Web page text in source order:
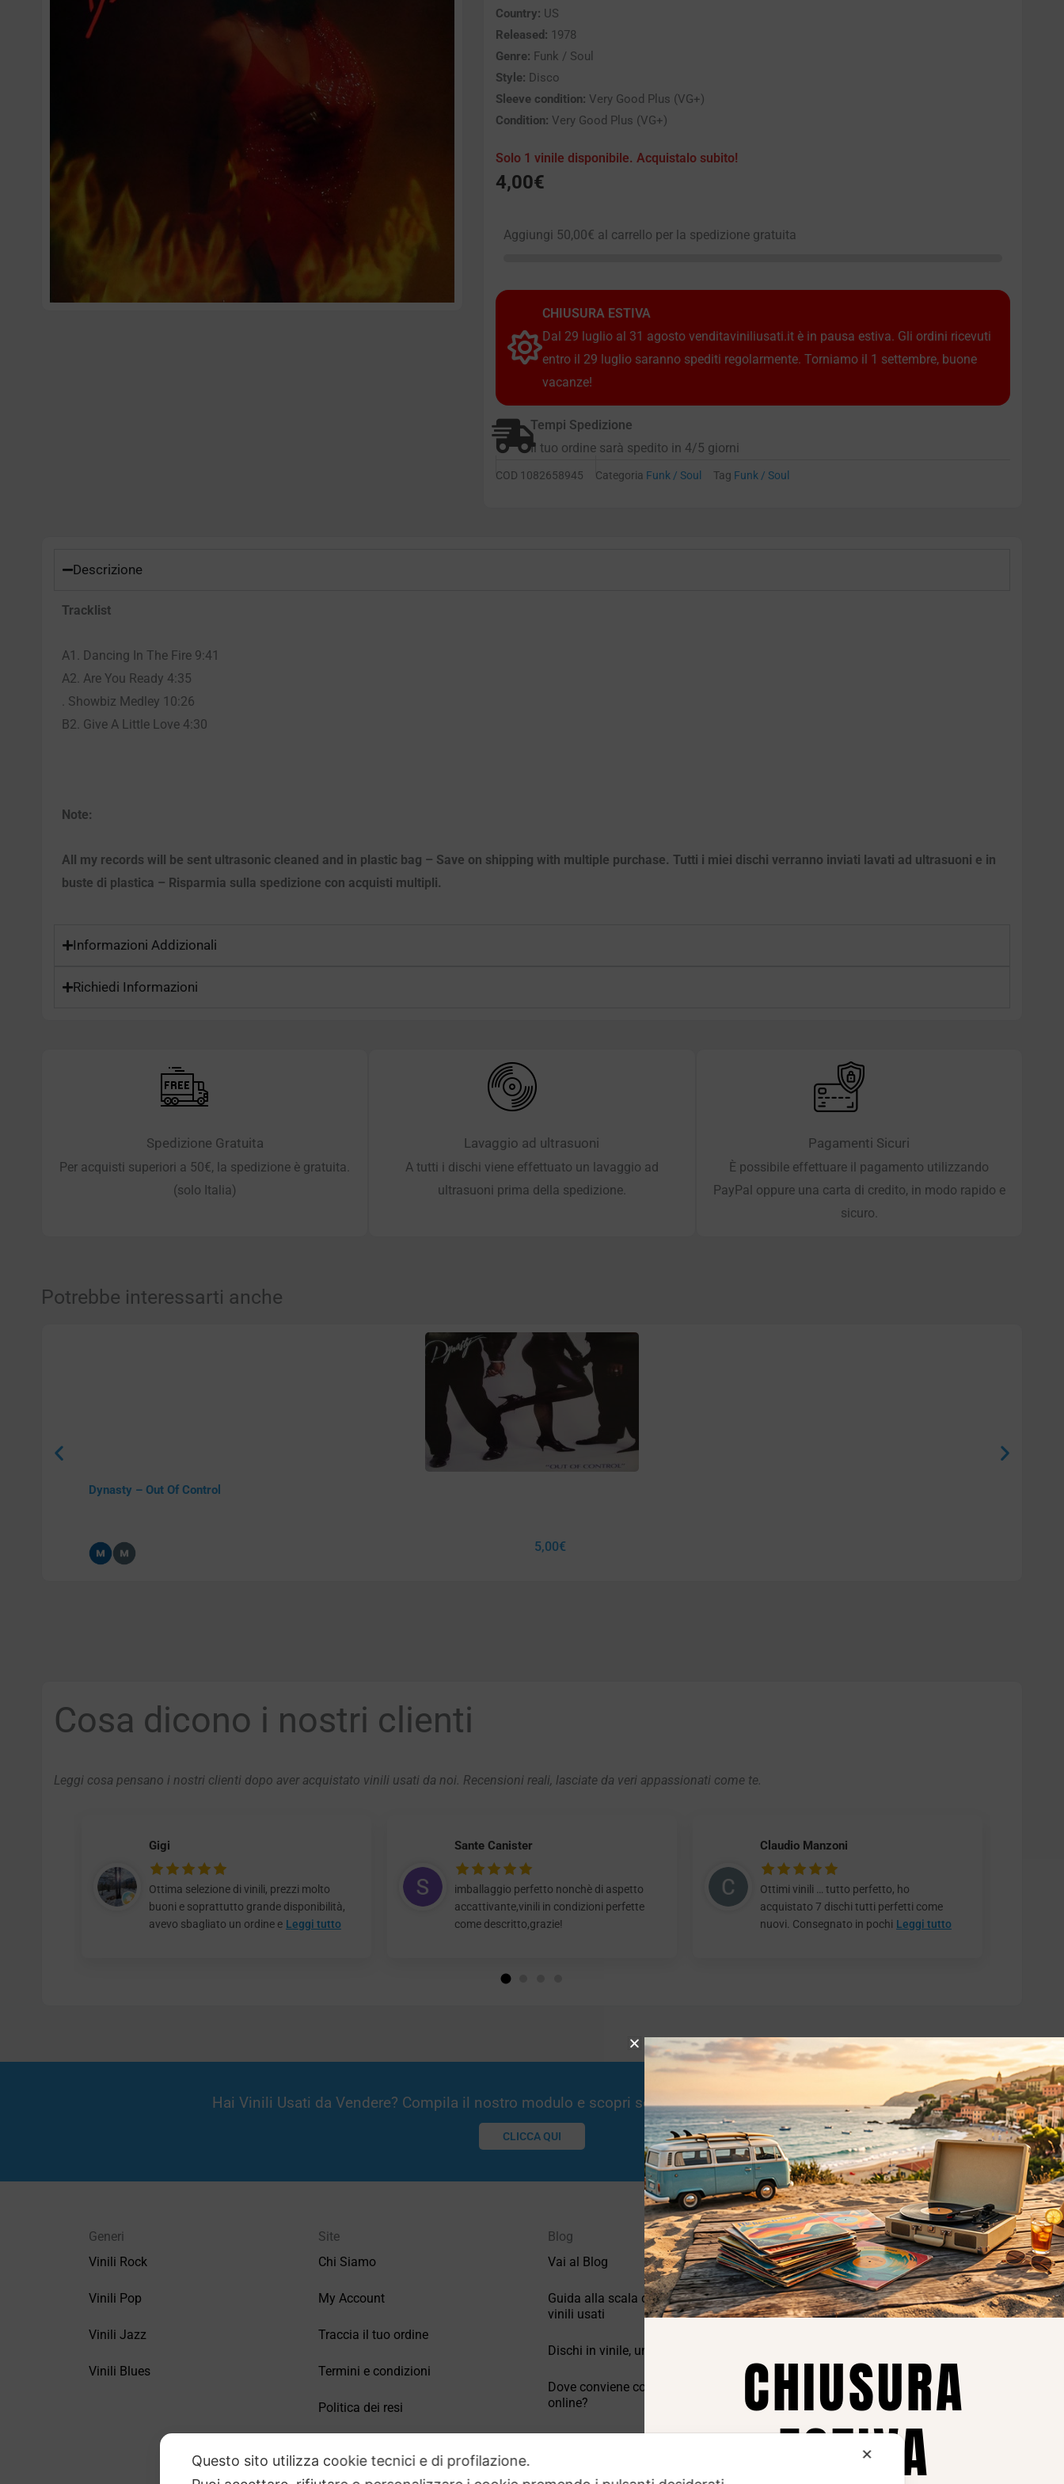
Country: US
Released: 1978
Genre: Funk / Soul
Style: Disco
Sleeve condition: Very Good Plus (VG+)
Condition: Very Good Plus (VG+)
Solo 1 vinile disponibile. Acquistalo subito!
4,00€
Aggiungi 50,00€ al carrello per la spedizione gratuita
CHIUSURA ESTIVA
Dal 29 luglio al 31 agosto venditaviniliusati.it è in pausa estiva. Gli ordini ricevuti
entro il 29 luglio saranno spediti regolarmente. Torniamo il 1 settembre, buone
vacanze!
Tempi Spedizione
Il tuo ordine sarà spedito in 4/5 giorni
COD 1082658945 Categoria Funk / Soul Tag Funk / Soul
Descrizione
Tracklist
A1. Dancing In The Fire 9:41
A2. Are You Ready 4:35
. Showbiz Medley 10:26
B2. Give A Little Love 4:30
Note:
All my records will be sent ultrasonic cleaned and in plastic bag – Save on shipping with multiple purchase. Tutti i miei dischi verranno inviati lavati ad ultrasuoni e in
buste di plastica – Risparmia sulla spedizione con acquisti multipli.
Informazioni Addizionali
Richiedi Informazioni
Spedizione Gratuita
Per acquisti superiori a 50€, la spedizione è gratuita.
(solo Italia)
Lavaggio ad ultrasuoni
A tutti i dischi viene effettuato un lavaggio ad
ultrasuoni prima della spedizione.
Pagamenti Sicuri
È possibile effettuare il pagamento utilizzando
PayPal oppure una carta di credito, in modo rapido e
sicuro.
Potrebbe interessarti anche
Dynasty – Out Of Control
5,00€
Cosa dicono i nostri clienti
Leggi cosa pensano i nostri clienti dopo aver acquistato vinili usati da noi. Recensioni reali, lasciate da veri appassionati come te.
Gigi
Ottima selezione di vinili, prezzi molto
buoni e soprattutto grande disponibilità,
avevo sbagliato un ordine e Leggi tutto
Sante Canister
imballaggio perfetto nonchè di aspetto
accattivante,vinili in condizioni perfette
come descritto,grazie!
Claudio Manzoni
Ottimi vinili … tutto perfetto, ho
acquistato 7 dischi tutti perfetti come
nuovi. Consegnato in pochi Leggi tutto
Hai Vinili Usati da Vendere? Compila il nostro modulo e scopri se potremmo essere interessati!
CLICCA QUI
Generi
Vinili Rock
Vinili Pop
Vinili Jazz
Vinili Blues
Site
Chi Siamo
My Account
Traccia il tuo ordine
Termini e condizioni
Politica dei resi
Blog
Vai al Blog
Guida alla scala di valutazione dei
vinili usati
Dischi in vinile, un po’ di storia.
Dove conviene comprare vinili
online?
Privacy
Privacy Policy
Cookie Policy (UE)
✕
Questo sito utilizza cookie tecnici e di profilazione.
CHIUSURA
ESTIVA